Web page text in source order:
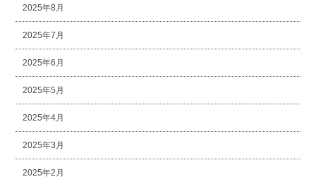
2025年8月
2025年7月
2025年6月
2025年5月
2025年4月
2025年3月
2025年2月